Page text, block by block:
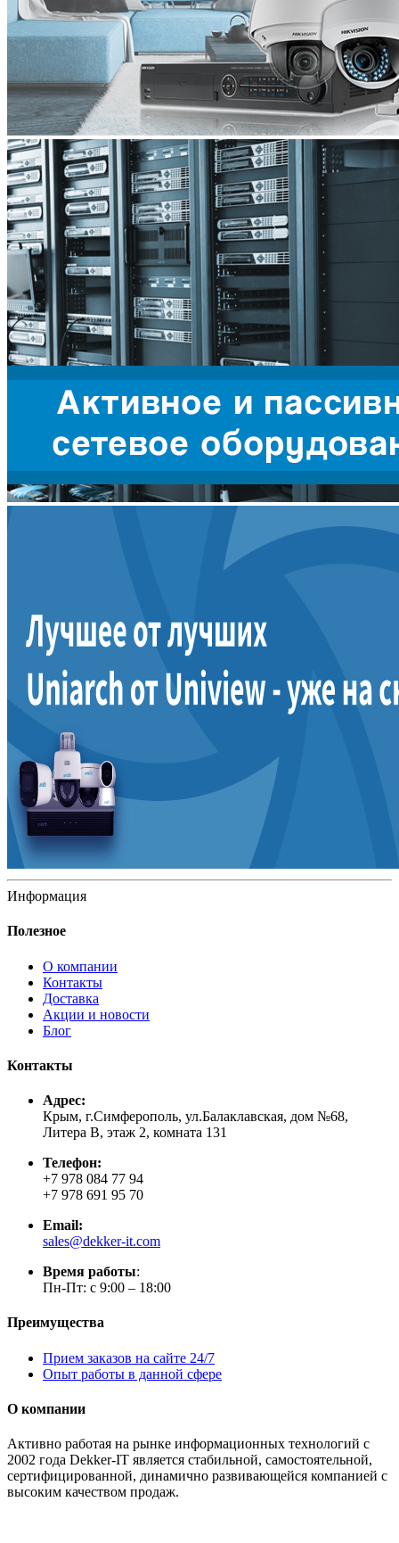
Информация
Полезное
О компании
Контакты
Доставка
Акции и новости
Блог
Контакты
Адрес:
Крым, г.Симферополь, ул.Балаклавская, дом №68,
Литера В, этаж 2, комната 131
Телефон:
+7 978 084 77 94
+7 978 691 95 70
Email:
sales@dekker-it.com
Время работы:
Пн-Пт: с 9:00 – 18:00
Преимущества
Прием заказов на сайте 24/7
Опыт работы в данной сфере
О компании
Активно работая на рынке информационных технологий с
2002 года Dekker-IT является стабильной, самостоятельной,
сертифицированной, динамично развивающейся компанией с
высоким качеством продаж.